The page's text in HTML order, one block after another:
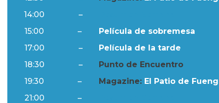
14:00
–
15:00
–
Película de sobremesa
17:00
–
Película de la tarde
18:30
–
Punto de Encuentro
19:30
– Magazine: El Patio de
21:00
–